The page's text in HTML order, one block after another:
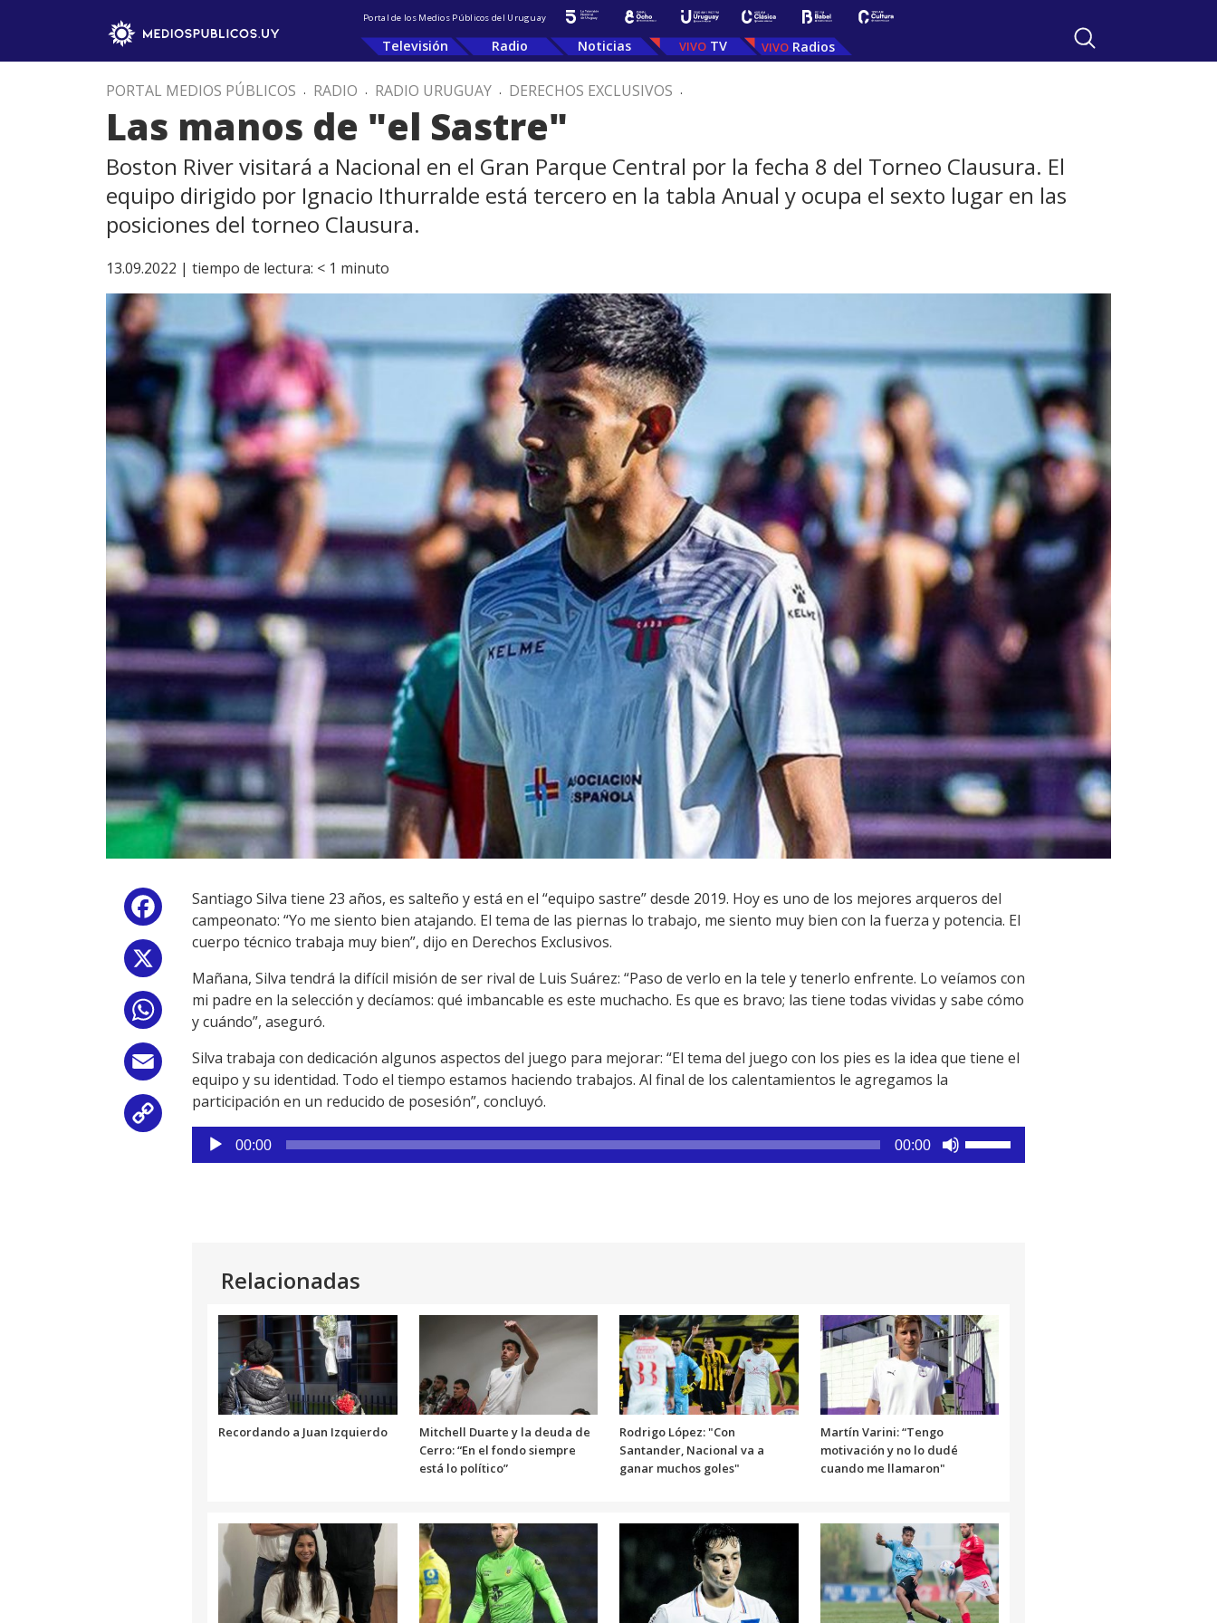
Portal de los Medios Públicos del Uruguay
Televisión Radio Noticias TV Radios
PORTAL MEDIOS PÚBLICOS . RADIO . RADIO URUGUAY . DERECHOS EXCLUSIVOS .
Las manos de "el Sastre"
Boston River visitará a Nacional en el Gran Parque Central por la fecha 8 del Torneo Clausura. El
equipo dirigido por Ignacio Ithurralde está tercero en la tabla Anual y ocupa el sexto lugar en las
posiciones del torneo Clausura.
13.09.2022 | tiempo de lectura: < 1 minuto
Facebook
WhatsApp
Email
Copy
Santiago Silva tiene 23 años, es salteño y está en el “equipo sastre” desde 2019. Hoy es uno de los mejores arqueros del
campeonato: “Yo me siento bien atajando. El tema de las piernas lo trabajo, me siento muy bien con la fuerza y potencia. El
cuerpo técnico trabaja muy bien”, dijo en Derechos Exclusivos.
Mañana, Silva tendrá la difícil misión de ser rival de Luis Suárez: “Paso de verlo en la tele y tenerlo enfrente. Lo veíamos con
mi padre en la selección y decíamos: qué imbancable es este muchacho. Es que es bravo; las tiene todas vividas y sabe cómo
y cuándo”, aseguró.
Silva trabaja con dedicación algunos aspectos del juego para mejorar: “El tema del juego con los pies es la idea que tiene el
equipo y su identidad. Todo el tiempo estamos haciendo trabajos. Al final de los calentamientos le agregamos la
participación en un reducido de posesión”, concluyó.
Reproductor
de
00:00 00:00
disminuir
el
volumen.
Relacionadas
Recordando a Juan Izquierdo
Mitchell Duarte y la deuda de
Cerro: “En el fondo siempre
está lo político”
Rodrigo López: "Con
Santander, Nacional va a
ganar muchos goles"
Martín Varini: “Tengo
motivación y no lo dudé
cuando me llamaron"